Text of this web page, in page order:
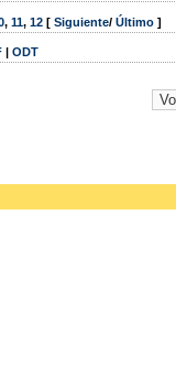
, 11, 12 [ Siguiente/ Último ]
| ODT